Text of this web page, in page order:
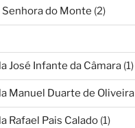
Senhora do Monte (2)
José Infante da Câmara (1)
Manuel Duarte de Oliveira
Rafael Pais Calado (1)